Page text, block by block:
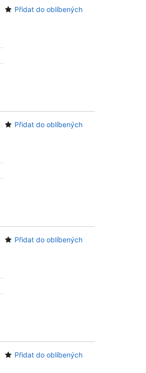
Přidat do oblíbených
Přidat do oblíbených
Přidat do oblíbených
Přidat do oblíbených